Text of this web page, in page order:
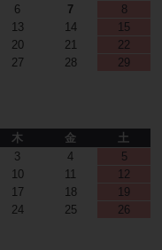
6 7
8
13 14
15
20 21
22
27 28
29
木 金
土
3 4
5
10 11
12
17 18
19
24 25
26